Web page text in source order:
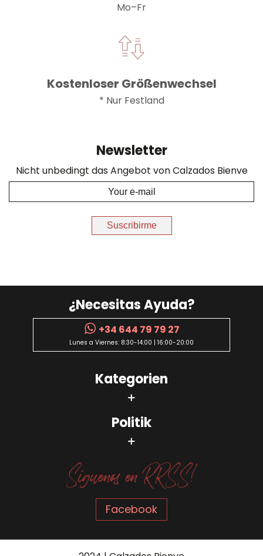
Mo–Fr
Kostenloser Größenwechsel
* Nur Festland
Newsletter
Nicht unbedingt das Angebot von Calzados Bienve
Suscribirme
¿Necesitas Ayuda?
+34 644 79 79 27
Lunes a Viernes: 8:30-14:00 | 16:00-20:00
Kategorien
Politik
Facebook